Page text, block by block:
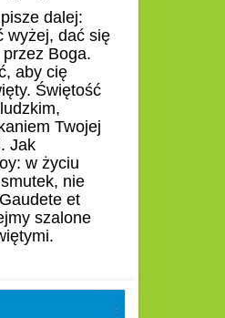
dalej:
wyżej, dać się
przez Boga.
aby cię
Świętość
Twojej
Jak
w życiu
nie
et
szalone